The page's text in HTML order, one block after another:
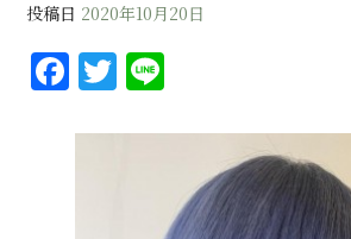
投稿日 2020年10月20日
F
a
c
T
w
it e